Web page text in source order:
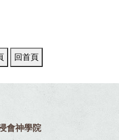
會神學院